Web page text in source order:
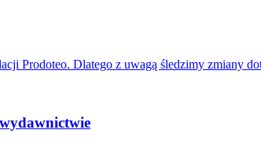
Prodoteo. Dlatego z uwagą śledzimy zmiany